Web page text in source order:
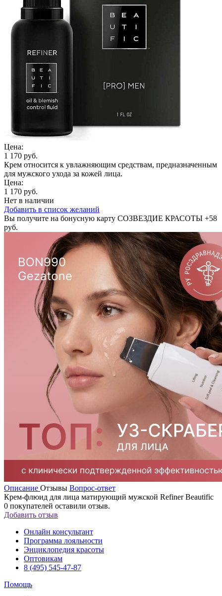
Цена:
1 170 руб.
Крем относится к увлажняющим средствам, предназначенным
для мужского ухода за кожей лица.
Цена:
1 170 руб.
Нет в наличии
Добавить в список желаний
Вы получите на бонусную карту СОЗВЕЗДИЕ КРАСОТЫ +58
руб.
Описание Отзывы Вопрос-ответ
Крем-флюид для лица матирующий мужской Refiner Beautific
0 покупателей оставили отзыв.
Добавить отзыв
Онлайн консультант
Программа лояльности
Энциклопедия красоты
Оптовикам
8 (495) 545-47-87
Помощь